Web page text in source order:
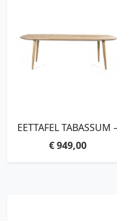
EETTAFEL TABASSUM
220×100
€949,00